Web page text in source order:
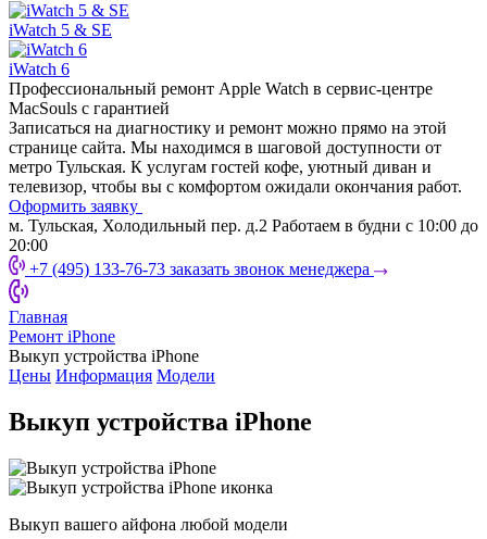
iWatch 5 & SE
iWatch 6
Профессиональный ремонт Apple Watch в сервис-центре
MacSouls с гарантией
Записаться на диагностику и ремонт можно прямо на этой
странице сайта. Мы находимся в шаговой доступности от
метро Тульская. К услугам гостей кофе, уютный диван и
телевизор, чтобы вы с комфортом ожидали окончания работ.
Оформить заявку
м. Тульская, Холодильный пер. д.2 Работаем в будни с 10:00 до
20:00
+7 (495) 133-76-73 заказать звонок менеджера
Главная
Ремонт iPhone
Выкуп устройства iPhone
Цены Информация Модели
Выкуп устройства iPhone
Выкуп вашего айфона любой модели